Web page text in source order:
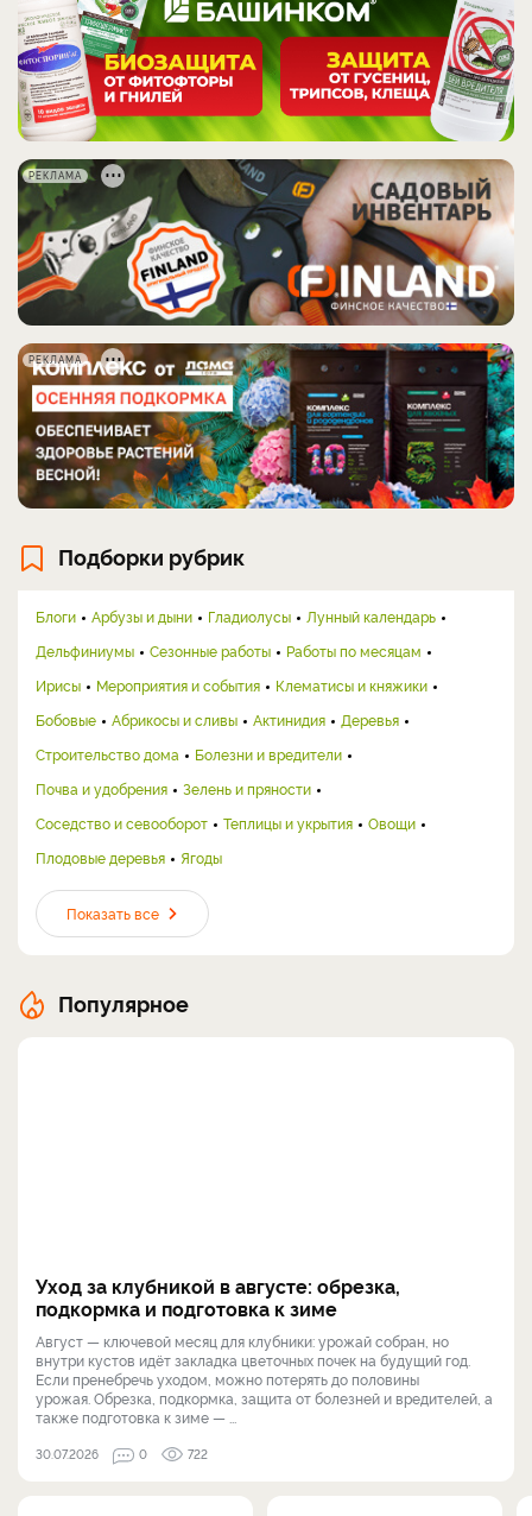
РЕКЛАМА
РЕКЛАМА
Подборки рубрик
Блоги Арбузы и дыни Гладиолусы
Лунный календарь
Дельфиниумы
Сезонные работы
Работы по месяцам
Ирисы
Мероприятия и события
Клематисы и княжики
Бобовые
Абрикосы и сливы Актинидия
Деревья
Строительство дома
Болезни и вредители
Почва и удобрения
Зелень и пряности
Соседство и севооборот
Теплицы и укрытия
Овощи
Плодовые деревья
Ягоды
Показать все
Популярное
Уход за клубникой в августе: обрезка,
подкормка и подготовка к зиме
Август — ключевой месяц для клубники: урожай собран, но
внутри кустов идёт закладка цветочных почек на будущий год.
Если пренебречь уходом, можно потерять до половины
урожая. Обрезка, подкормка, защита от болезней и вредителей, а
также подготовка к зиме — ...
30.07.2026 0 722